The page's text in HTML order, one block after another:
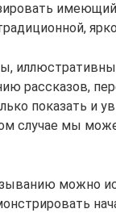
рассказов,
показать и
случае мы
можно